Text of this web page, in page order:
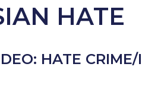
HATE
HATE CRIME/